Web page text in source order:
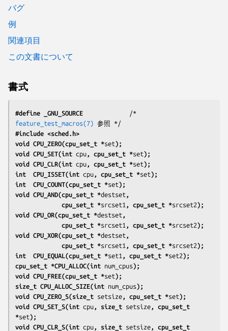
バグ
例
関連項目
この文書について
書式
#define _GNU_SOURCE
feature_test_macros(7)
#include <sched.h>
void CPU_ZERO(cpu_set_t *set);
void CPU_SET(int cpu , cpu_set_t *set);
void CPU_CLR(int cpu , cpu_set_t *set);
int  CPU_ISSET(int cpu , cpu_set_t *set);
int  CPU_COUNT(cpu_set_t *set);
void CPU_AND(cpu_set_t *destset ,
             cpu_set_t *
srcset1 , cpu_set_t *srcset2);
void CPU_OR(cpu_set_t *destset ,
             cpu_set_t *
srcset1 , cpu_set_t *srcset2);
void CPU_XOR(cpu_set_t *destset ,
             cpu_set_t *
srcset1 , cpu_set_t *srcset2);
int  CPU_EQUAL(cpu_set_t *set1 , cpu_set_t *set2);
cpu_set_t *CPU_ALLOC(int num_cpus);
void CPU_FREE(cpu_set_t *set);
size_t CPU_ALLOC_SIZE(int num_cpus);
void CPU_ZERO_S(size_t setsize , cpu_set_t *set);
void CPU_SET_S(int cpu , size_t setsize , cpu_set_t
*set);
void CPU_CLR_S(int cpu , size_t setsize , cpu_set_t